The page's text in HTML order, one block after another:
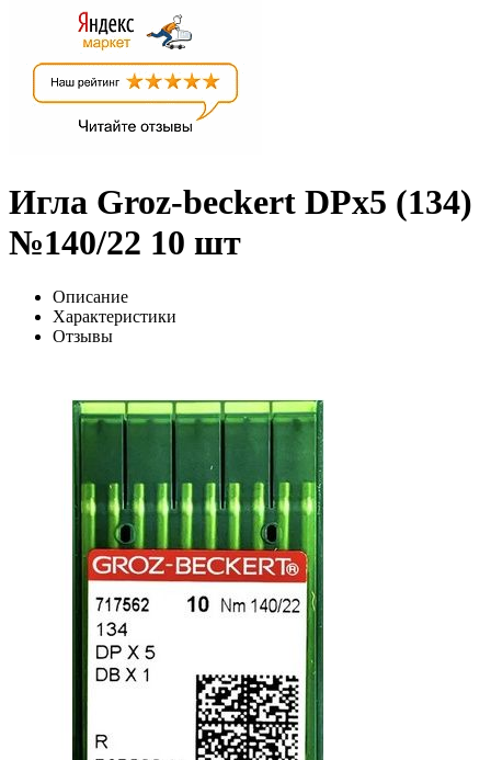
Игла Groz-beckert DPx5 (134)
№140/22 10 шт
Описание
Характеристики
Отзывы